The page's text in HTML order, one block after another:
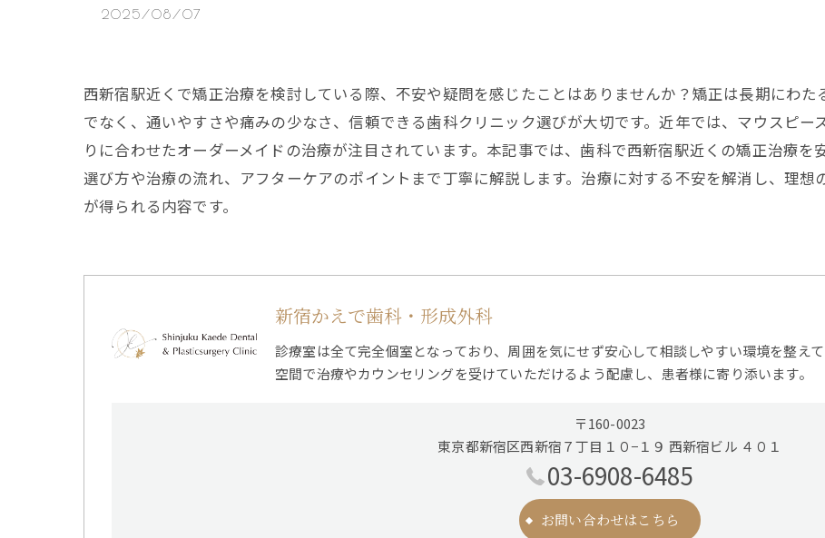
2025/08/07
西新宿駅近くで矯正治療を検討している際、不安や疑問を感じたことはありませんか？矯正は長期にわ
でなく、通いやすさや痛みの少なさ、信頼できる歯科クリニック選びが大切です。近年では、マウスピー
りに合わせたオーダーメイドの治療が注目されています。本記事では、歯科で西新宿駅近くの矯正治療
選び方や治療の流れ、アフターケアのポイントまで丁寧に解説します。治療に対する不安を解消し、理
が得られる内容です。
新宿かえで歯科・形成外科
診療室は全て完全個室となっており、周囲を気にせず安心して相談しやすい環境を整え
空間で治療やカウンセリングを受けていただけるよう配慮し、患者様に寄り添います。
〒160-0023
東京都新宿区西新宿７丁目１０−１９ 西新宿ビル ４０１
03-6908-6485
お問い合わせはこちら